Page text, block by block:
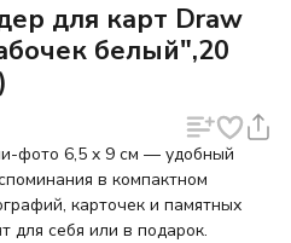
для карт Draw
белый",20
фото 6,5 x 9 см — удобный
в компактном
карточек и памятных
для себя или в подарок.